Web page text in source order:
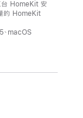
台 HomeKit 安
的 HomeKit
、macOS